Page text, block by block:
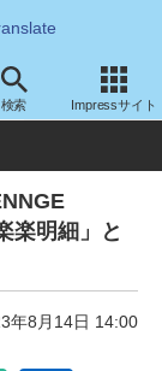
検索 Impressサイト
楽明細」と
年8月14日 14:00